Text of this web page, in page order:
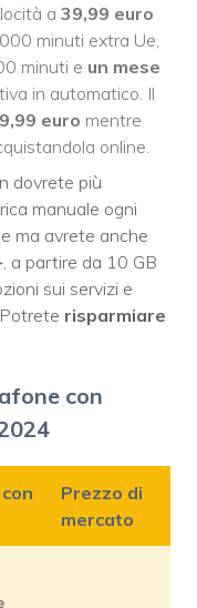
a 39,99 euro
minuti extra Ue,
minuti e un mese
in automatico. Il
9,99 euro mentre
online.
dovrete più
manuale ogni
ma avrete anche
, a partire da 10 GB
sui servizi e
risparmiare
con
Prezzo di
mercato